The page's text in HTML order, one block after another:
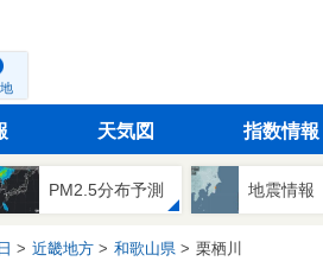
天気図 指数情報
PM2.5分布予測 地震情報
近畿地方 和歌山県 栗栖川